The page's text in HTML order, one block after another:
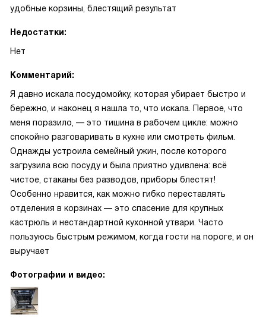
удобные корзины, блестящий результат
Недостатки:
Нет
Комментарий:
Я давно искала посудомойку, которая убирает быстро и
бережно, и наконец я нашла то, что искала. Первое, что
меня поразило, — это тишина в рабочем цикле: можно
спокойно разговаривать в кухне или смотреть фильм.
Однажды устроила семейный ужин, после которого
загрузила всю посуду и была приятно удивлена: всё
чистое, стаканы без разводов, приборы блестят!
Особенно нравится, как можно гибко переставлять
отделения в корзинах — это спасение для крупных
кастрюль и нестандартной кухонной утвари. Часто
пользуюсь быстрым режимом, когда гости на пороге, и он
выручает
Фотографии и видео: